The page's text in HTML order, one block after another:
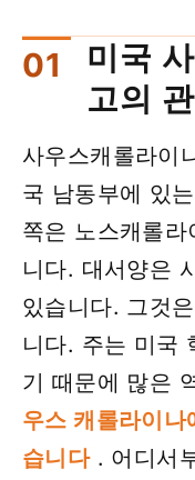
미국
고의
사우스캐롤라이
국 남동부에 있
쪽은 노스캐롤
니다. 대서양은
있습니다. 그것
니다. 주는 미국
기 때문에 많은
우스 캐롤라이나
습니다. 어디서